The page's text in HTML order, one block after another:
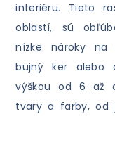
interiéru. Tieto
oblastí, sú
nízke nároky na
bujný ker alebo
výškou od 6 až
tvary a farby, od